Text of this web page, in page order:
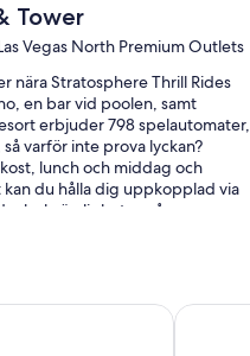
Tower
Vegas North Premium Outlets
nära Stratosphere Thrill Rides
en bar vid poolen, samt
erbjuder 798 spelautomater,
varför inte prova lyckan?
lunch och middag och
du hålla dig uppkopplad via
bekvämligheter, såsom
cabanor (tilläggsavgift) och
Park